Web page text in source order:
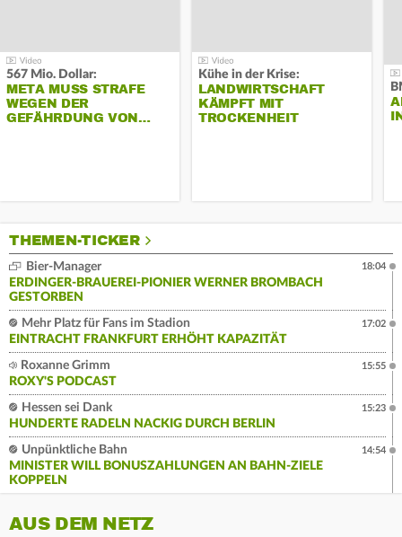
567 Mio. Dollar:
META MUSS STRAFE
WEGEN DER
GEFÄHRDUNG VON…
Kühe in der Krise:
LANDWIRTSCHAFT
KÄMPFT MIT
TROCKENHEIT
THEMEN-TICKER
Bier-Manager
ERDINGER-BRAUEREI-PIONIER WERNER BROMBACH
GESTORBEN
18:04
Mehr Platz für Fans im Stadion
EINTRACHT FRANKFURT ERHÖHT KAPAZITÄT
17:02
Roxanne Grimm
ROXY'S PODCAST
15:55
Hessen sei Dank
HUNDERTE RADELN NACKIG DURCH BERLIN
15:23
Unpünktliche Bahn
MINISTER WILL BONUSZAHLUNGEN AN BAHN-ZIELE
KOPPELN
14:54
AUS DEM NETZ